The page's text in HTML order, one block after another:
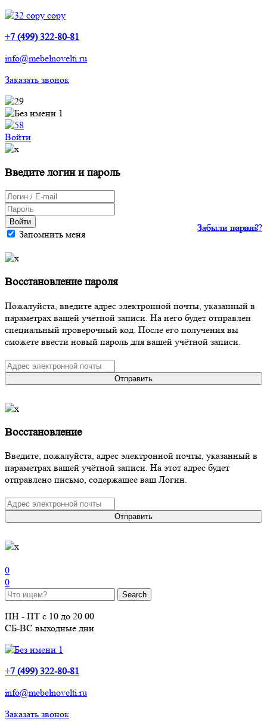
+7 (499) 322-80-81
info@mebelnovelti.ru
Заказать звонок
Войти
Введите логин и пароль
Войти
Запомнить меня
Забыли пароль?
Забыли логин?
Восстановление пароля
Пожалуйста, введите адрес электронной почты, указанный в
параметрах вашей учётной записи. На него будет отправлен
специальный проверочный код. После его получения вы
сможете ввести новый пароль для вашей учётной записи.
Отправить
Восстановление
Введите, пожалуйста, адрес электронной почты, указанный в
параметрах вашей учётной записи. На этот адрес будет
отправлено письмо, содержащее ваш Логин.
Отправить
0
0
ПН - ПТ с 10 до 20.00
СБ-ВС выходные дни
+7 (499) 322-80-81
info@mebelnovelti.ru
Заказать звонок